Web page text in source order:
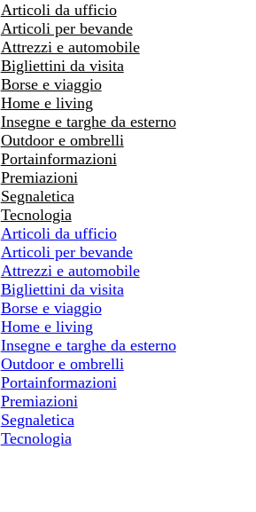
Articoli da ufficio
Articoli per bevande
Attrezzi e automobile
Bigliettini da visita
Borse e viaggio
Home e living
Insegne e targhe da esterno
Outdoor e ombrelli
Portainformazioni
Premiazioni
Segnaletica
Tecnologia
Articoli da ufficio
Articoli per bevande
Attrezzi e automobile
Bigliettini da visita
Borse e viaggio
Home e living
Insegne e targhe da esterno
Outdoor e ombrelli
Portainformazioni
Premiazioni
Segnaletica
Tecnologia